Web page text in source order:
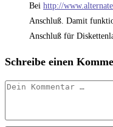
Bei http://
Anschluß. Damit
Anschluß für
Schreibe einen
Kommentar